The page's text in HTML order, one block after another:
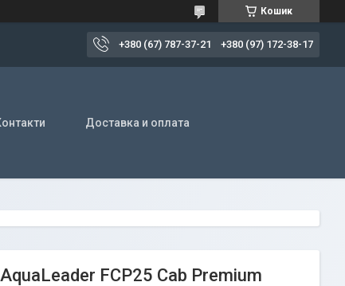
Кошик
+380 (67) 787-37-21 +380 (97) 172-38-17
Доставка и оплата
FCP25 Cab Premium